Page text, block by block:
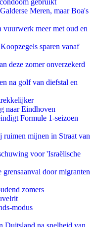
gebruikt
Meren, maar Boa's
vuurwerk meer met oud en
sparen vanaf
deze zomer onverzekerd
na golf van diefstal en
naar Eindhoven
Formule 1-seizoen
ruimen mijnen in Straat van
voor 'Israëlische
door migranten
zomers
modus
Duitsland na snelheid van